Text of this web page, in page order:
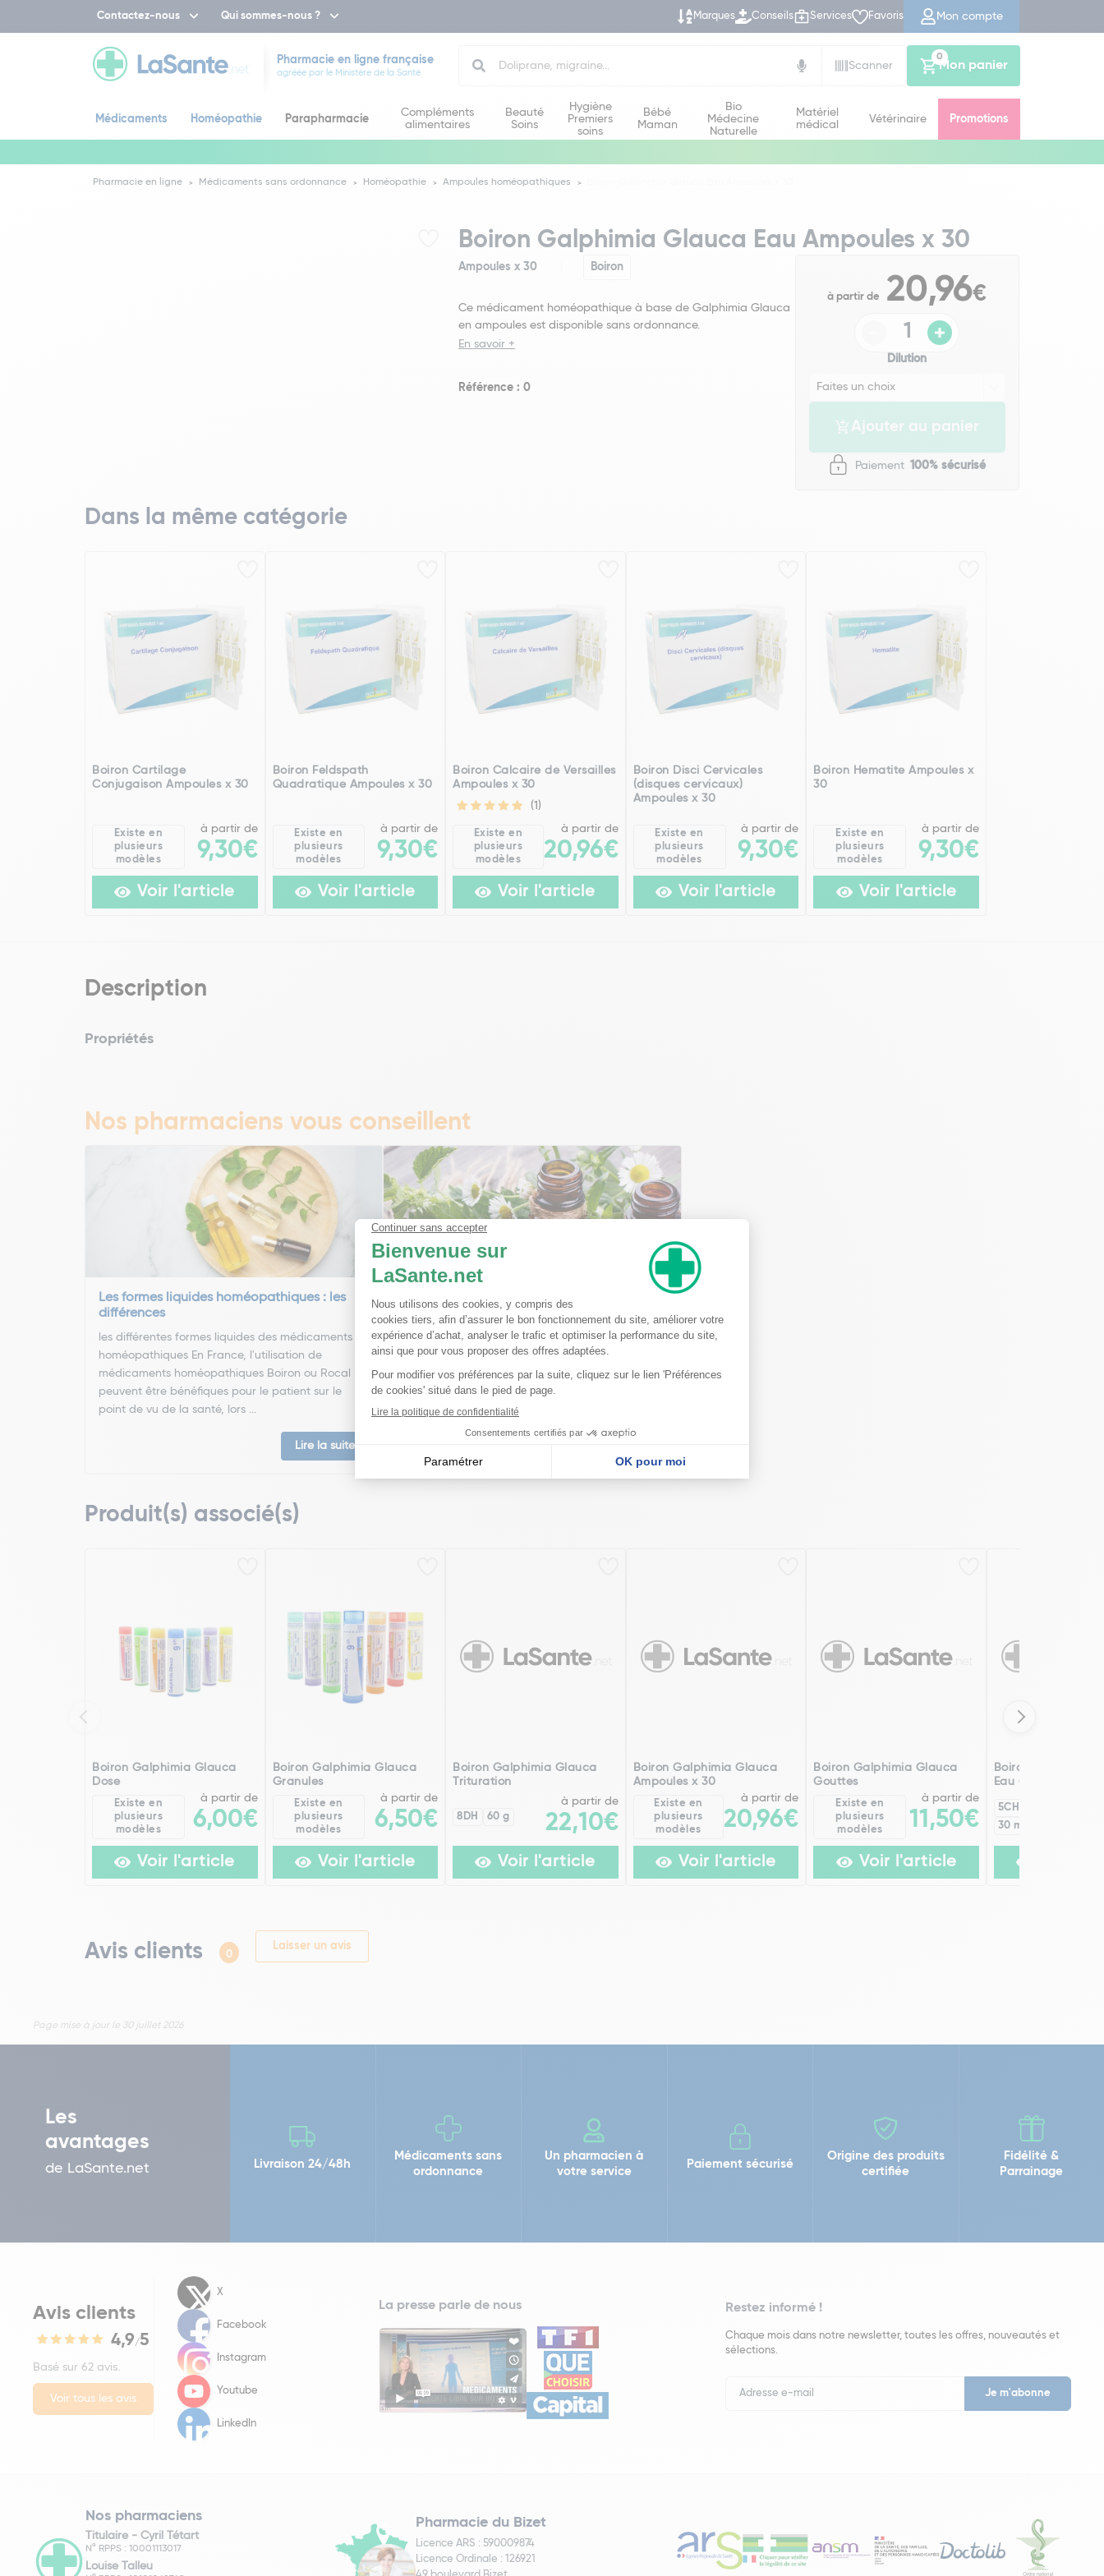
Contactez-nous Qui sommes-nous ? Marques Conseils Services Favoris Mon compte
Pharmacie en ligne française
agréée par le Ministère de la Santé
Scanner
Mon panier
0
Médicaments Homéopathie Parapharmacie
Compléments
alimentaires
Beauté
Soins
Hygiène
Premiers
soins
Bébé
Maman
Bio
Médecine
Naturelle
Matériel
médical
Vétérinaire Promotions
Pharmacie en ligne Médicaments sans ordonnance Homéopathie Ampoules homéopathiques
Boiron Galphimia Glauca Eau Ampoules x 30
Ampoules x 30 Boiron
Ce médicament homéopathique à base de Galphimia Glauca
en ampoules est disponible sans ordonnance.
En savoir +
Référence : 0
à partir de 20,96€
Dilution
Ajouter au panier
Paiement 100% sécurisé
Dans la même catégorie
Boiron Cartilage
Conjugaison Ampoules x 30
Existe en
plusieurs
modèles
à partir de
9,30€
Voir l'article
Boiron Feldspath
Quadratique Ampoules x 30
Existe en
plusieurs
modèles
à partir de
9,30€
Voir l'article
Boiron Calcaire de Versailles
Ampoules x 30
(1)
Existe en
plusieurs
modèles
à partir de
20,96€
Voir l'article
Boiron Disci Cervicales
(disques cervicaux)
Ampoules x 30
Existe en
plusieurs
modèles
à partir de
9,30€
Voir l'article
Boiron Hematite Ampoules x
30
Existe en
plusieurs
modèles
à partir de
9,30€
Voir l'article
Description
Propriétés
Nos pharmaciens vous conseillent
Les formes liquides homéopathiques : les
différences
les différentes formes liquides des médicaments
homéopathiques En France, l'utilisation de
médicaments homéopathiques Boiron ou Rocal
peuvent être bénéfiques pour le patient sur le
point de vu de la santé, lors ...
Lire la suite
Ma trousse à pharmacie homéopathique
Ceci est un petit guide pratique des traitements
homéopathiques à avoir chez soi ! L'homéopathie
est une disciple à part entière dans l'arsenal
thérapeutique. Celle-ci est basée sur le principe
qu'une ...
Produit(s) associé(s)
Boiron Galphimia Glauca
Dose
Existe en
plusieurs
modèles
à partir de
6,00€
Voir l'article
Boiron Galphimia Glauca
Granules
Existe en
plusieurs
modèles
à partir de
6,50€
Voir l'article
Boiron Galphimia Glauca
Trituration
8DH 60 g
à partir de
22,10€
Voir l'article
Boiron Galphimia Glauca
Ampoules x 30
Existe en
plusieurs
modèles
à partir de
20,96€
Voir l'article
Boiron Galphimia Glauca
Gouttes
Existe en
plusieurs
modèles
à partir de
11,50€
Voir l'article
Boiron Galphimia
Eau Gouttes
5CH
30 ml
Avis clients 0
Laisser un avis
Page mise à jour le 30 juillet 2026
Les
avantages
de LaSante.net Livraison 24/48h
Médicaments sans
ordonnance
Un pharmacien à
votre service
Paiement sécurisé
Origine des produits
certifiée
Fidélité &
Parrainage
Avis clients
4,9/5
Basé sur 62 avis.
Voir tous les avis
X
Facebook
Instagram
Youtube
LinkedIn
La presse parle de nous Restez informé !
Chaque mois dans notre newsletter, toutes les offres, nouveautés et
sélections.
Newsletter
Nos pharmaciens
Titulaire - Cyril Tétart
N° RPPS : 10001113017
Louise Talleu
Pharmacie du Bizet
Licence ARS : 590009874
Licence Ordinale : 126921